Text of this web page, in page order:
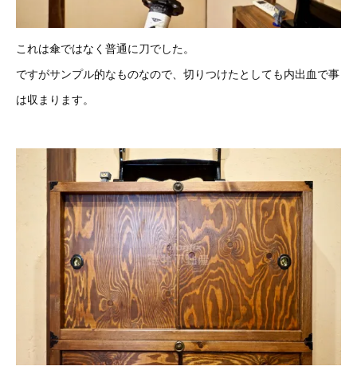
これは傘ではなく普通に刀でした。
ですがサンプル的なものなので、切りつけたとしても内出血で事
は収まります。